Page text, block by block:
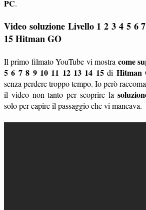
PC.
Video soluzione Livello 1 2 3 4 5 6
15Hitman GO
Il primo filmato YouTube vi mostra come
5 6 7 8 9 10 11 12 13 14 15di Hitman
senza perdere troppo tempo. Io però
il video non tanto per scoprire la
solo per capire il passaggio che vi mancava.